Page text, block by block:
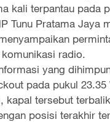
kali terpantau pada
Tunu Pratama Jaya
radio.
yang
pada pukul 23.35
kapal tersebut
posisi terakhir